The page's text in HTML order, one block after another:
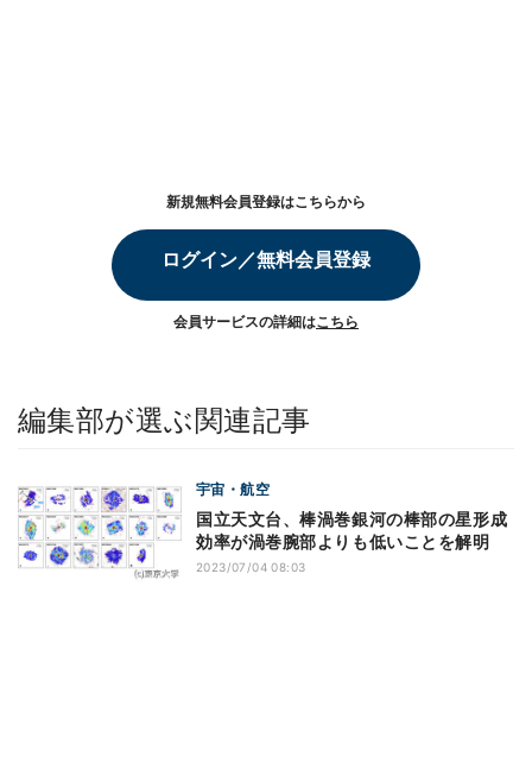
新規無料会員登録はこちらから
ログイン／無料会員登録
会員サービスの詳細はこちら
編集部が選ぶ関連記事
宇宙・航空
国立天文台、棒渦巻銀河の棒部の星形成
効率が渦巻腕部よりも低いことを解明
2023/07/04 08:03